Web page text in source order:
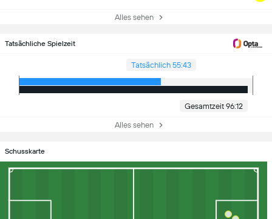
Alles sehen
Tatsächliche Spielzeit
Tatsächlich 55:43
Gesamtzeit 96:12
Alles sehen
Schusskarte